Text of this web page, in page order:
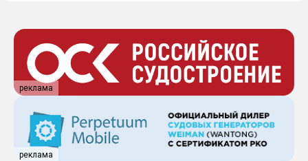
реклама
реклама